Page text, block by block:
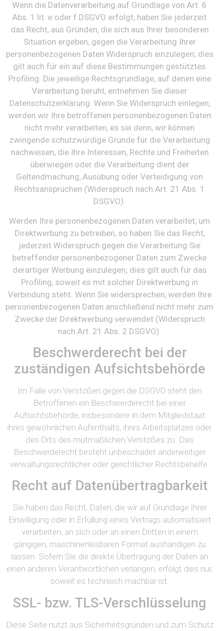
Wenn die Datenverarbeitung auf Grundlage von Art. 6
Abs. 1 lit. e oder f DSGVO erfolgt, haben Sie jederzeit
das Recht, aus Gründen, die sich aus Ihrer besonderen
Situation ergeben, gegen die Verarbeitung Ihrer
personenbezogenen Daten Widerspruch einzulegen; dies
gilt auch für ein auf diese Bestimmungen gestütztes
Profiling. Die jeweilige Rechtsgrundlage, auf denen eine
Verarbeitung beruht, entnehmen Sie dieser
Datenschutzerklärung. Wenn Sie Widerspruch einlegen,
werden wir Ihre betroffenen personenbezogenen Daten
nicht mehr verarbeiten, es sei denn, wir können
zwingende schutzwürdige Gründe für die Verarbeitung
nachweisen, die Ihre Interessen, Rechte und Freiheiten
überwiegen oder die Verarbeitung dient der
Geltendmachung, Ausübung oder Verteidigung von
Rechtsansprüchen (Widerspruch nach Art. 21 Abs. 1
DSGVO).
Werden Ihre personenbezogenen Daten verarbeitet, um
Direktwerbung zu betreiben, so haben Sie das Recht,
jederzeit Widerspruch gegen die Verarbeitung Sie
betreffender personenbezogener Daten zum Zwecke
derartiger Werbung einzulegen; dies gilt auch für das
Profiling, soweit es mit solcher Direktwerbung in
Verbindung steht. Wenn Sie widersprechen, werden Ihre
personenbezogenen Daten anschließend nicht mehr zum
Zwecke der Direktwerbung verwendet (Widerspruch
nach Art. 21 Abs. 2 DSGVO).
Beschwerderecht bei der
zuständigen Aufsichtsbehörde
Im Falle von Verstößen gegen die DSGVO steht den
Betroffenen ein Beschwerderecht bei einer
Aufsichtsbehörde, insbesondere in dem Mitgliedstaat
ihres gewöhnlichen Aufenthalts, ihres Arbeitsplatzes oder
des Orts des mutmaßlichen Verstoßes zu. Das
Beschwerderecht besteht unbeschadet anderweitiger
verwaltungsrechtlicher oder gerichtlicher Rechtsbehelfe.
Recht auf Datenübertragbarkeit
Sie haben das Recht, Daten, die wir auf Grundlage Ihrer
Einwilligung oder in Erfüllung eines Vertrags automatisiert
verarbeiten, an sich oder an einen Dritten in einem
gängigen, maschinenlesbaren Format aushändigen zu
lassen. Sofern Sie die direkte Übertragung der Daten an
einen anderen Verantwortlichen verlangen, erfolgt dies nur,
soweit es technisch machbar ist.
SSL- bzw. TLS-Verschlüsselung
Diese Seite nutzt aus Sicherheitsgründen und zum Schutz